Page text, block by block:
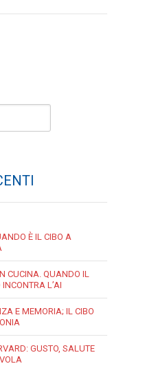
È IL CIBO A
CUCINA. QUANDO IL
L’AI
E MEMORIA; IL CIBO
GUSTO, SALUTE